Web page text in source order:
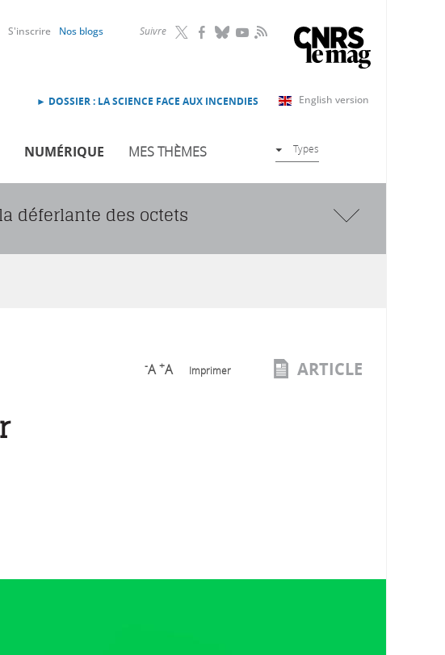
Suivre RSS
S'inscrire Nos blogs
English version
► DOSSIER : LA SCIENCE FACE AUX INCENDIES
NUMÉRIQUE MES THÈMES Types
déferlante des octets
-A +A Imprimer ARTICLE